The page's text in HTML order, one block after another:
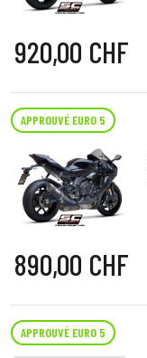
920,00 CHF
APPROUVÉ EURO 5
890,00 CHF
APPROUVÉ EURO 5